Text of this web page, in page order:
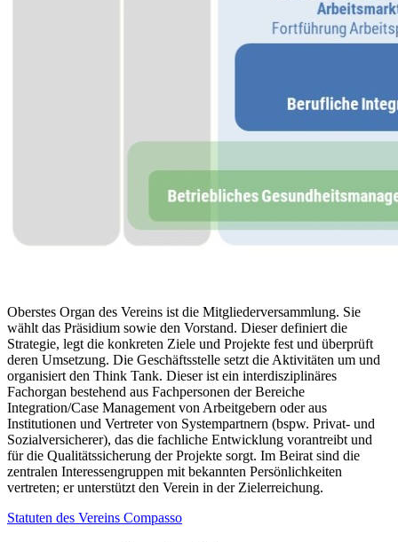
Oberstes Organ des Vereins ist die Mitgliederversammlung. Sie
wählt das Präsidium sowie den Vorstand. Dieser definiert die
Strategie, legt die konkreten Ziele und Projekte fest und überprüft
deren Umsetzung. Die Geschäftsstelle setzt die Aktivitäten um und
organisiert den Think Tank. Dieser ist ein interdisziplinäres
Fachorgan bestehend aus Fachpersonen der Bereiche
Integration/Case Management von Arbeitgebern oder aus
Institutionen und Vertreter von Systempartnern (bspw. Privat- und
Sozialversicherer), das die fachliche Entwicklung vorantreibt und
für die Qualitätssicherung der Projekte sorgt. Im Beirat sind die
zentralen Interessengruppen mit bekannten Persönlichkeiten
vertreten; er unterstützt den Verein in der Zielerreichung.
Statuten des Vereins Compasso